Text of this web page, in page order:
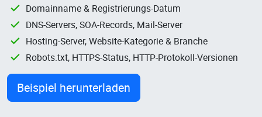
Domainname & Registrierungs-Datum
DNS-Servers, SOA-Records, Mail-Server
Hosting-Server, Website-Kategorie & Branche
Robots.txt, HTTPS-Status, HTTP-Protokoll-Versionen
Beispiel herunterladen